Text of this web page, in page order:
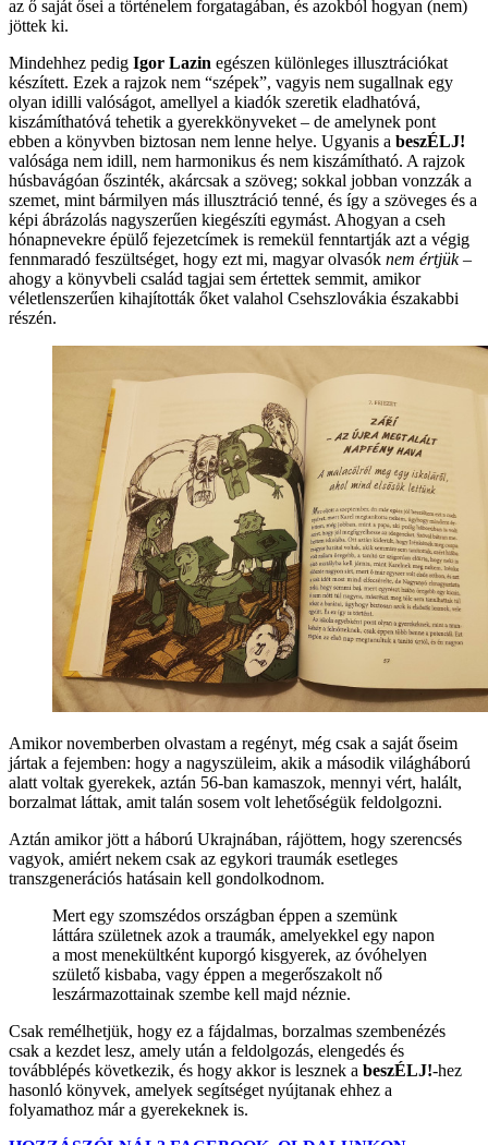
az ő saját ősei a történelem forgatagában, és azokból hogyan (nem)
jöttek ki.
Mindehhez pedig Igor Lazin egészen különleges illusztrációkat
készített. Ezek a rajzok nem “szépek”, vagyis nem sugallnak egy
olyan idilli valóságot, amellyel a kiadók szeretik eladhatóvá,
kiszámíthatóvá tehetik a gyerekkönyveket – de amelynek pont
ebben a könyvben biztosan nem lenne helye. Ugyanis a beszÉLJ!
valósága nem idill, nem harmonikus és nem kiszámítható. A rajzok
húsbavágóan őszinték, akárcsak a szöveg; sokkal jobban vonzzák a
szemet, mint bármilyen más illusztráció tenné, és így a szöveges és a
képi ábrázolás nagyszerűen kiegészíti egymást. Ahogyan a cseh
hónapnevekre épülő fejezetcímek is remekül fenntartják azt a végig
fennmaradó feszültséget, hogy ezt mi, magyar olvasók nem értjük–
ahogy a könyvbeli család tagjai sem értettek semmit, amikor
véletlenszerűen kihajították őket valahol Csehszlovákia északabbi
részén.
Amikor novemberben olvastam a regényt, még csak a saját őseim
jártak a fejemben: hogy a nagyszüleim, akik a második világháború
alatt voltak gyerekek, aztán 56-ban kamaszok, mennyi vért, halált,
borzalmat láttak, amit talán sosem volt lehetőségük feldolgozni.
Aztán amikor jött a háború Ukrajnában, rájöttem, hogy szerencsés
vagyok, amiért nekem csak az egykori traumák esetleges
transzgenerációs hatásain kell gondolkodnom.
Mert egy szomszédos országban éppen a szemünk
láttára születnek azok a traumák, amelyekkel egy napon
a most menekültként kuporgó kisgyerek, az óvóhelyen
születő kisbaba, vagy éppen a megerőszakolt nő
leszármazottainak szembe kell majd néznie.
Csak remélhetjük, hogy ez a fájdalmas, borzalmas szembenézés
csak a kezdet lesz, amely után a feldolgozás, elengedés és
továbblépés következik, és hogy akkor is lesznek a beszÉLJ!-hez
hasonló könyvek, amelyek segítséget nyújtanak ehhez a
folyamathoz már a gyerekeknek is.